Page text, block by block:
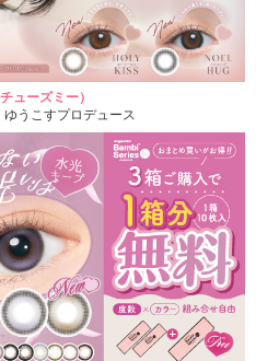
ューズミー）
うこすプロデュース